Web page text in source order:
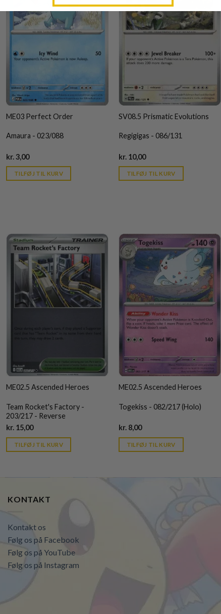
ME03 Perfect Order
Amaura - 023/088
kr.3,00Current
is:
kr. 39,95.
TILFØJ TIL KURV
SV08.5 Prismatic Evolutions
Regigigas - 086/131
kr.10,00Current
is:
kr. 39,95.
TILFØJ TIL KURV
ME02.5 Ascended Heroes
Team Rocket's Factory -
203/217 - Reverse
kr. 15,00Current
is:
kr. 39,95.
TILFØJ TIL KURV
ME02.5 Ascended Heroes
Togekiss - 082/217 (Holo)
kr.8,00Current
is:
kr. 39,95.
TILFØJ TIL KURV
KONTAKT
Kontakt os
Følg os på Facebook
Følg os på YouTube
Følg os på Instagram